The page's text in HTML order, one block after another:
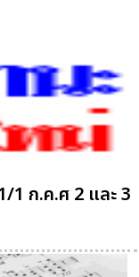
1 ก.ค.ศ 2 และ 3